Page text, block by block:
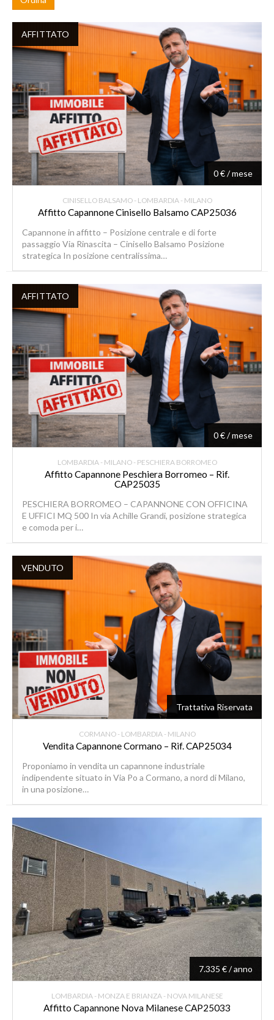
AFFITTATO
0 € / mese
CINISELLO BALSAMO - LOMBARDIA - MILANO
Affitto Capannone Cinisello Balsamo CAP25036
Capannone in affitto – Posizione centrale e di forte
passaggio Via Rinascita – Cinisello Balsamo Posizione
strategica In posizione centralissima…
AFFITTATO
0 € / mese
LOMBARDIA - MILANO - PESCHIERA BORROMEO
Affitto Capannone Peschiera Borromeo – Rif.
CAP25035
PESCHIERA BORROMEO – CAPANNONE CON OFFICINA
E UFFICI MQ 500 In via Achille Grandi, posizione strategica
e comoda per i…
VENDUTO
Trattativa Riservata
CORMANO - LOMBARDIA - MILANO
Vendita Capannone Cormano – Rif. CAP25034
Proponiamo in vendita un capannone industriale
indipendente situato in Via Po a Cormano, a nord di Milano,
in una posizione…
7.335 € / anno
LOMBARDIA - MONZA E BRIANZA - NOVA MILANESE
Affitto Capannone Nova Milanese CAP25033